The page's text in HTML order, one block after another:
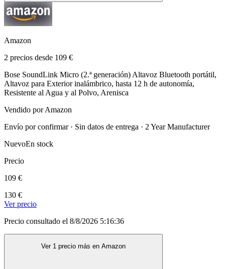
Amazon
2 precios desde 109 €
Bose SoundLink Micro (2.ª generación) Altavoz Bluetooth portátil,
Altavoz para Exterior inalámbrico, hasta 12 h de autonomía,
Resistente al Agua y al Polvo, Arenisca
Vendido por Amazon
Envío por confirmar · Sin datos de entrega · 2 Year Manufacturer
NuevoEn stock
Precio
109 €
130 €
Ver precio
Precio consultado el 8/8/2026 5:16:36
Ver 1 precio más en Amazon